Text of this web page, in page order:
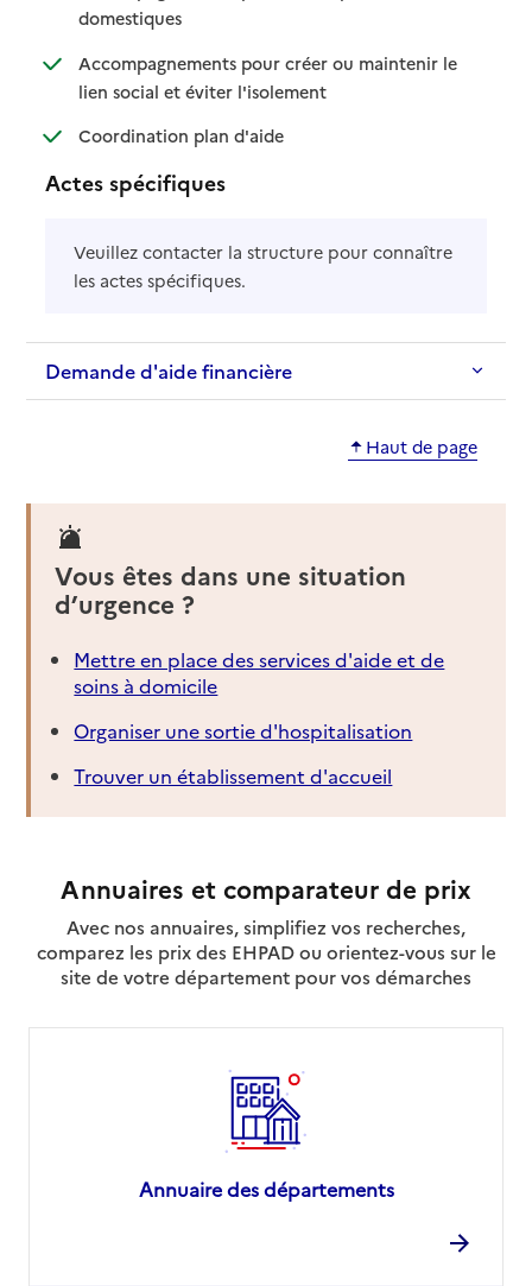
domestiques: disponible
: non disponible
Accompagnements pour créer ou maintenir le
lien social et éviter l'isolement: disponible
: non disponible
Coordination plan d'aide: disponible
: non disponible
Actes spécifiques
Veuillez contacter la structure pour connaître
les actes spécifiques.
Demande d'aide financière
Haut de page
Vous êtes dans une situation
d’urgence ?
Mettre en place des services d'aide et de
soins à domicile
Organiser une sortie d'hospitalisation
Trouver un établissement d'accueil
Annuaires et comparateur de prix
Avec nos annuaires, simplifiez vos recherches,
comparez les prix des EHPAD ou orientez-vous sur le
site de votre département pour vos démarches
Annuaire des départements